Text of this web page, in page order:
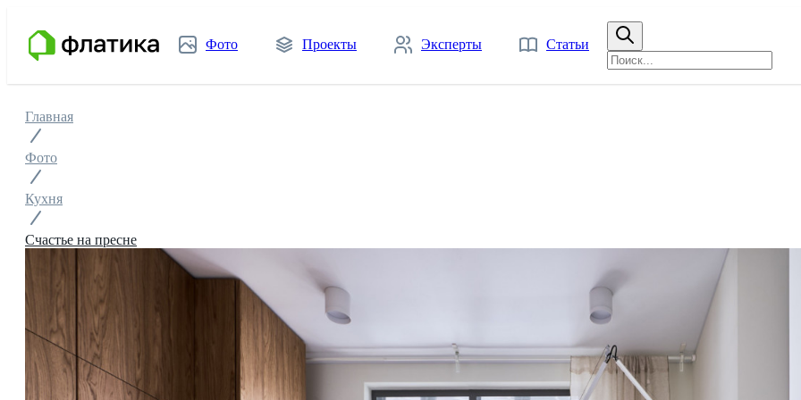
Фото Проекты Эксперты Статьи
Главная
Фото
Кухня
Счастье на пресне